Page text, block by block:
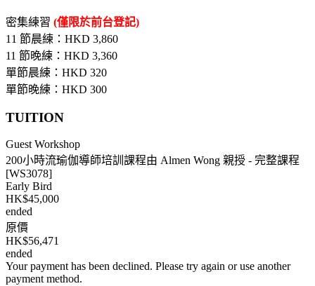
密集練習 (僅限於前台登記)
11 節晨練：HKD 3,860
11 節晚練：HKD 3,360
單節晨練：HKD 320
單節晚練：HKD 300
TUITION
Guest Workshop
200小時流瑜伽導師培訓課程由 Almen Wong 親授 - 完整課程
[WS3078]
Early Bird
HK$45,000
ended
原價
HK$56,471
ended
Your payment has been declined. Please try again or use another
payment method.